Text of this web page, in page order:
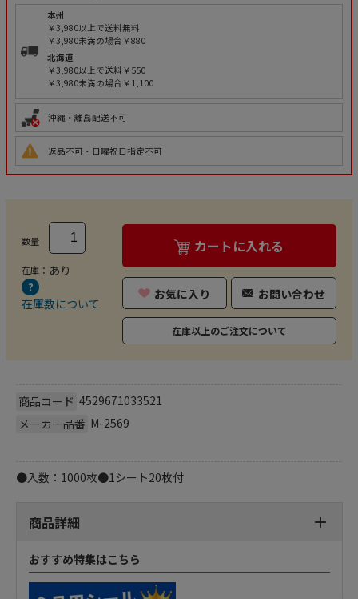
本州
￥3,980以上で送料無料
￥3,980未満の場合￥880
北海道
￥3,980以上で送料￥550
￥3,980未満の場合￥1,100
沖縄・離島配送不可
返品不可・日曜祝日指定不可
数量
在庫： あり
在庫数について
カートに入れる
お気に入り お問い合わせ
在庫以上のご注文について
商品コード 4529671033521
メーカー品番 M-2569
●入数：1000枚●1シート20枚付
商品詳細
おすすめ特集はこちら